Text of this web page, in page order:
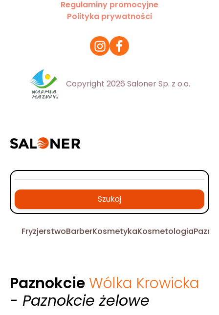
Regulaminy promocyjne
Polityka prywatności
Copyright 2026 Saloner Sp. z o.o.
Szukaj
FryzjerstwoBarberKosmetykaKosmetologia
Paznokcie Wólka Krowicka
- Paznokcie żelowe